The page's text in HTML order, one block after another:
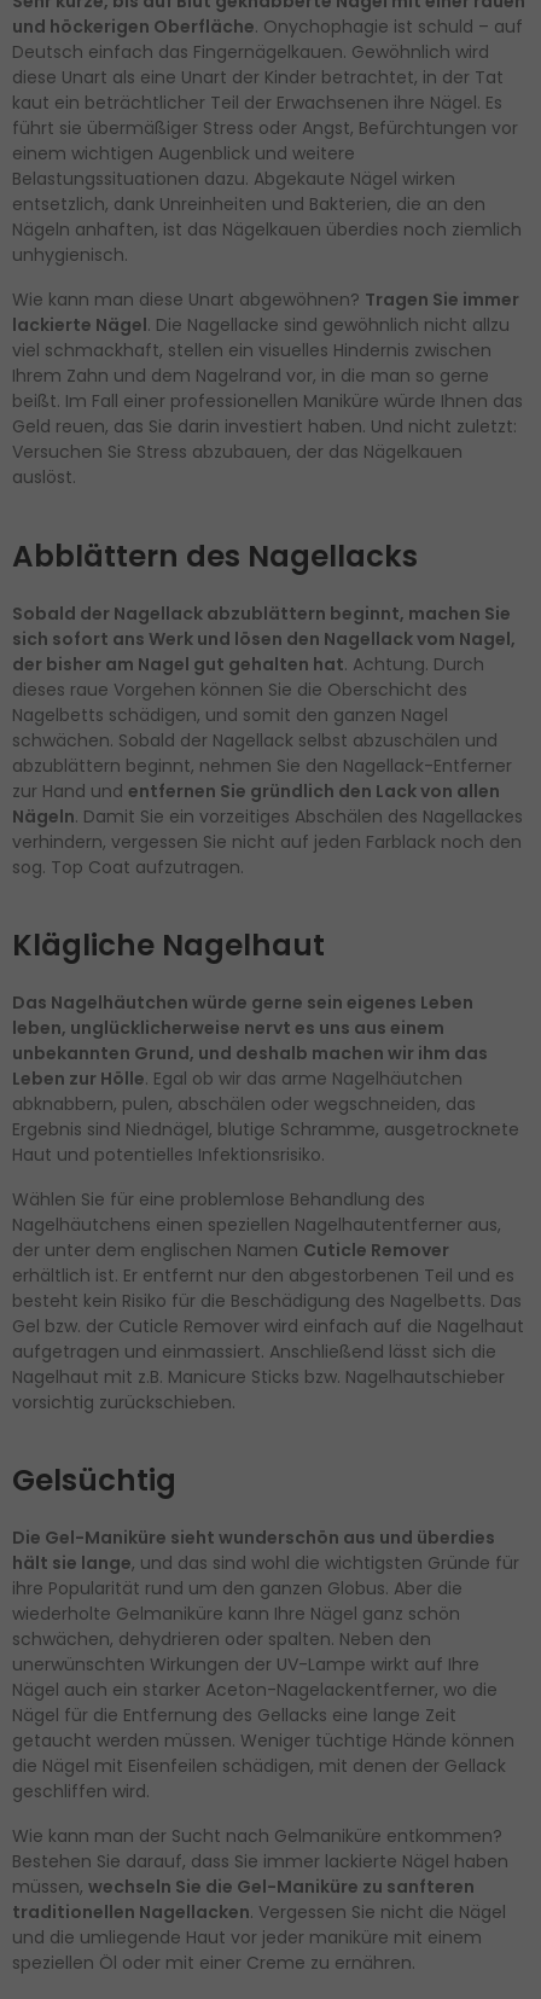
und höckerigen Oberfläche. Onychophagie ist schuld – auf
Deutsch einfach das Fingernägelkauen. Gewöhnlich wird
diese Unart als eine Unart der Kinder betrachtet, in der Tat
kaut ein beträchtlicher Teil der Erwachsenen ihre Nägel. Es
führt sie übermäßiger Stress oder Angst, Befürchtungen vor
einem wichtigen Augenblick und weitere
Belastungssituationen dazu. Abgekaute Nägel wirken
entsetzlich, dank Unreinheiten und Bakterien, die an den
Nägeln anhaften, ist das Nägelkauen überdies noch ziemlich
unhygienisch.
Wie kann man diese Unart abgewöhnen? Tragen Sie immer
lackierte Nägel. Die Nagellacke sind gewöhnlich nicht allzu
viel schmackhaft, stellen ein visuelles Hindernis zwischen
Ihrem Zahn und dem Nagelrand vor, in die man so gerne
beißt. Im Fall einer professionellen Maniküre würde Ihnen das
Geld reuen, das Sie darin investiert haben. Und nicht zuletzt:
Versuchen Sie Stress abzubauen, der das Nägelkauen
auslöst.
Abblättern des Nagellacks
Sobald der Nagellack abzublättern beginnt, machen Sie
sich sofort ans Werk und lösen den Nagellack vom Nagel,
der bisher am Nagel gut gehalten hat. Achtung. Durch
dieses raue Vorgehen können Sie die Oberschicht des
Nagelbetts schädigen, und somit den ganzen Nagel
schwächen. Sobald der Nagellack selbst abzuschälen und
abzublättern beginnt, nehmen Sie den Nagellack-Entferner
zur Hand und entfernen Sie gründlich den Lack von allen
Nägeln. Damit Sie ein vorzeitiges Abschälen des Nagellackes
verhindern, vergessen Sie nicht auf jeden Farblack noch den
sog. Top Coat aufzutragen.
Klägliche Nagelhaut
Das Nagelhäutchen würde gerne sein eigenes Leben
leben, unglücklicherweise nervt es uns aus einem
unbekannten Grund, und deshalb machen wir ihm das
Leben zur Hölle. Egal ob wir das arme Nagelhäutchen
abknabbern, pulen, abschälen oder wegschneiden, das
Ergebnis sind Niednägel, blutige Schramme, ausgetrocknete
Haut und potentielles Infektionsrisiko.
Wählen Sie für eine problemlose Behandlung des
Nagelhäutchens einen speziellen Nagelhautentferner aus,
der unter dem englischen Namen Cuticle Remover
erhältlich ist. Er entfernt nur den abgestorbenen Teil und es
besteht kein Risiko für die Beschädigung des Nagelbetts. Das
Gel bzw. der Cuticle Remover wird einfach auf die Nagelhaut
aufgetragen und einmassiert. Anschließend lässt sich die
Nagelhaut mit z.B. Manicure Sticks bzw. Nagelhautschieber
vorsichtig zurückschieben.
Gelsüchtig
Die Gel-Maniküre sieht wunderschön aus und überdies
hält sie lange, und das sind wohl die wichtigsten Gründe für
ihre Popularität rund um den ganzen Globus. Aber die
wiederholte Gelmaniküre kann Ihre Nägel ganz schön
schwächen, dehydrieren oder spalten. Neben den
unerwünschten Wirkungen der UV-Lampe wirkt auf Ihre
Nägel auch ein starker Aceton-Nagelackentferner, wo die
Nägel für die Entfernung des Gellacks eine lange Zeit
getaucht werden müssen. Weniger tüchtige Hände können
die Nägel mit Eisenfeilen schädigen, mit denen der Gellack
geschliffen wird.
Wie kann man der Sucht nach Gelmaniküre entkommen?
Bestehen Sie darauf, dass Sie immer lackierte Nägel haben
müssen, wechseln Sie die Gel-Maniküre zu sanfteren
traditionellen Nagellacken. Vergessen Sie nicht die Nägel
und die umliegende Haut vor jeder maniküre mit einem
speziellen Öl oder mit einer Creme zu ernähren.